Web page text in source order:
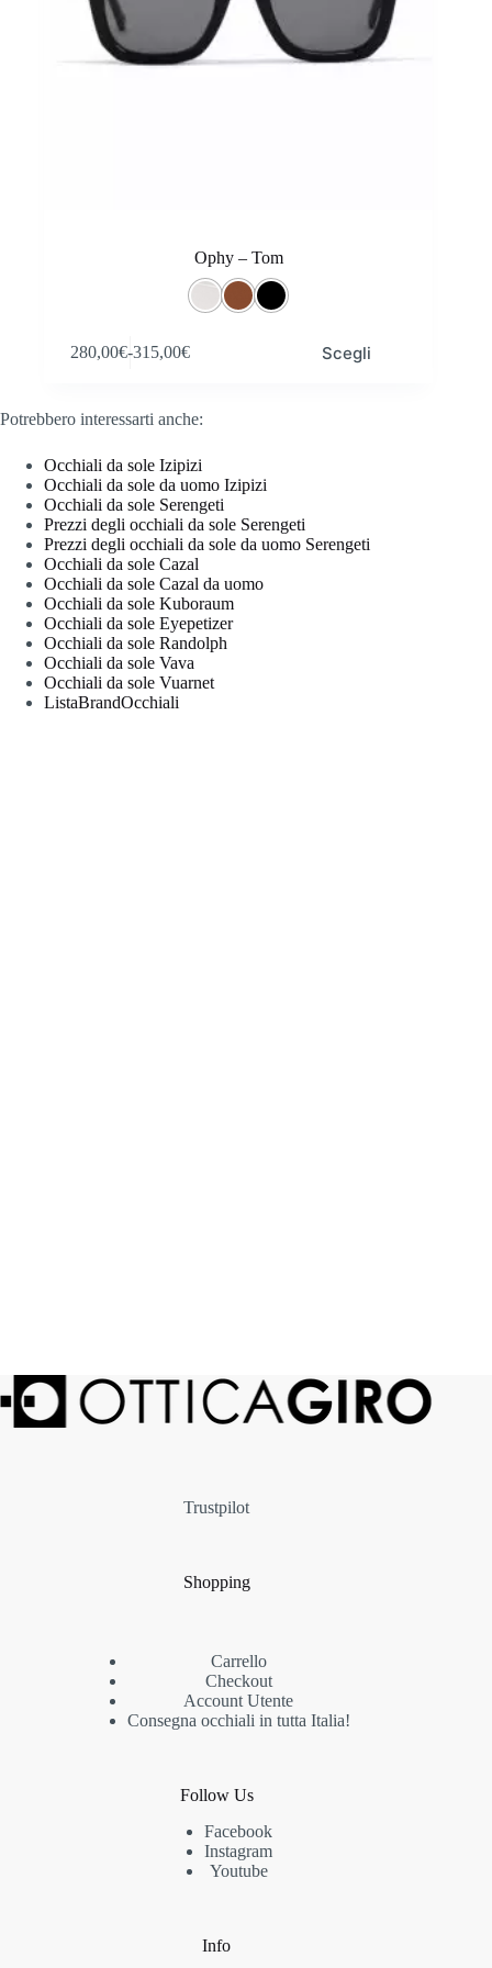
Ophy – Tom
280,00€-315,00€
Fascia
da
a
315,00€
Scegli
prodotto
varianti.
opzioni
possono
essere
scelte
nella
pagina
del
prodotto
Potrebbero interessarti anche:
Occhiali da sole Izipizi
Occhiali da sole da uomo Izipizi
Occhiali da sole Serengeti
Prezzi degli occhiali da sole Serengeti
Prezzi degli occhiali da sole da uomo Serengeti
Occhiali da sole Cazal
Occhiali da sole Cazal da uomo
Occhiali da sole Kuboraum
Occhiali da sole Eyepetizer
Occhiali da sole Randolph
Occhiali da sole Vava
Occhiali da sole Vuarnet
ListaBrandOcchiali
Trustpilot
Shopping
Carrello
Checkout
Account Utente
Consegna occhiali in tutta Italia!
Follow Us
Facebook
Instagram
Youtube
Info